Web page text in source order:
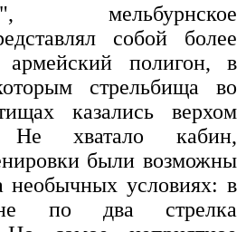
мельбурнское
собой более
полигон, в
стрельбища во
казались верхом
Не хватало кабин,
были возможны
необычных условиях: в
по два стрелка